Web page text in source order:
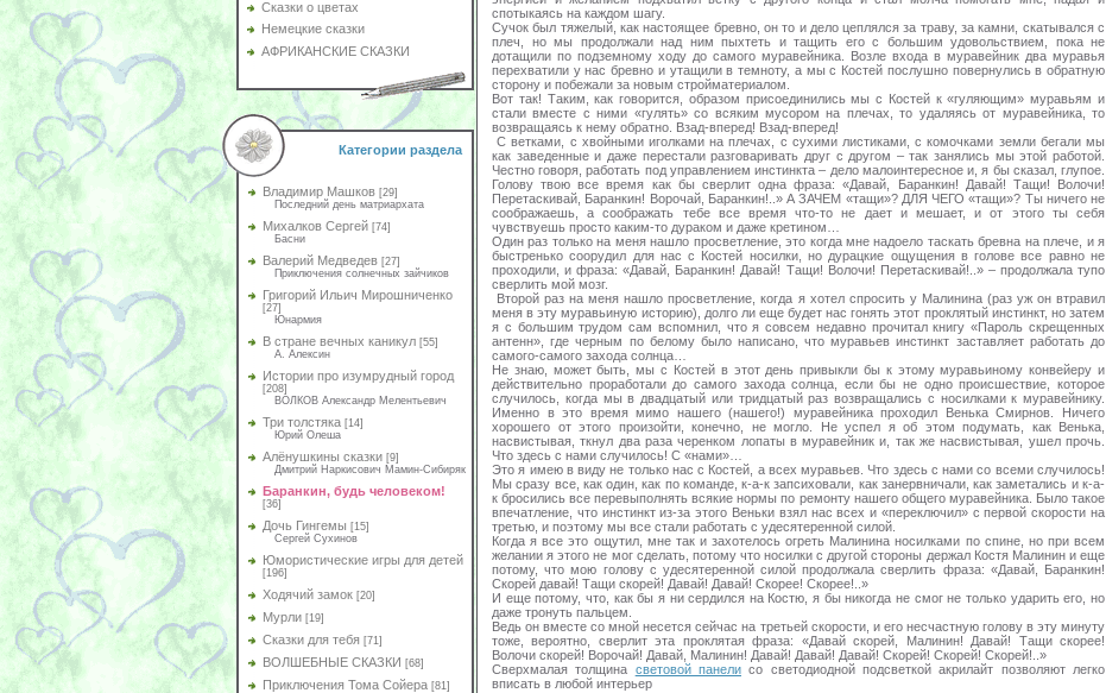
Сказки о цветах
Немецкие сказки
АФРИКАНСКИЕ СКАЗКИ
Категории раздела
Владимир Машков [29]
Последний день матриархата
Михалков Сергей [74]
Басни
Валерий Медведев [27]
Приключения солнечных зайчиков
Григорий Ильич Мирошниченко
[27]
Юнармия
В стране вечных каникул [55]
А. Алексин
Истории про изумрудный город
[208]
ВОЛКОВ Александр Мелентьевич
Три толстяка [14]
Юрий Олеша
Алёнушкины сказки [9]
Дмитрий Наркисович Мамин-Сибиряк
Баранкин, будь человеком!
[36]
Дочь Гингемы [15]
Сергей Сухинов
Юмористические игры для детей
[196]
Ходячий замок [20]
Мурли [19]
Сказки для тебя [71]
ВОЛШЕБНЫЕ СКАЗКИ [68]
Приключения Тома Сойера [81]
спотыкаясь на каждом шагу.
Сучок был тяжелый, как настоящее бревно, он то и дело цеплялся за траву, за камни, скатывался с
плеч, но мы продолжали над ним пыхтеть и тащить его с большим удовольствием, пока не
дотащили по подземному ходу до самого муравейника. Возле входа в муравейник два муравья
перехватили у нас бревно и утащили в темноту, а мы с Костей послушно повернулись в обратную
сторону и побежали за новым стройматериалом.
Вот так! Таким, как говорится, образом присоединились мы с Костей к «гуляющим» муравьям и
стали вместе с ними «гулять» со всяким мусором на плечах, то удаляясь от муравейника, то
возвращаясь к нему обратно. Взад-вперед! Взад-вперед!
С ветками, с хвойными иголками на плечах, с сухими листиками, с комочками земли бегали мы
как заведенные и даже перестали разговаривать друг с другом – так занялись мы этой работой.
Честно говоря, работать под управлением инстинкта – дело малоинтересное и, я бы сказал, глупое.
Голову твою все время как бы сверлит одна фраза: «Давай, Баранкин! Давай! Тащи! Волочи!
Перетаскивай, Баранкин! Ворочай, Баранкин!..» А ЗАЧЕМ «тащи»? ДЛЯ ЧЕГО «тащи»? Ты ничего не
соображаешь, а соображать тебе все время что-то не дает и мешает, и от этого ты себя
чувствуешь просто каким-то дураком и даже кретином…
Один раз только на меня нашло просветление, это когда мне надоело таскать бревна на плече, и я
быстренько соорудил для нас с Костей носилки, но дурацкие ощущения в голове все равно не
проходили, и фраза: «Давай, Баранкин! Давай! Тащи! Волочи! Перетаскивай!..» – продолжала тупо
сверлить мой мозг.
Второй раз на меня нашло просветление, когда я хотел спросить у Малинина (раз уж он втравил
меня в эту муравьиную историю), долго ли еще будет нас гонять этот проклятый инстинкт, но затем
я с большим трудом сам вспомнил, что я совсем недавно прочитал книгу «Пароль скрещенных
антенн», где черным по белому было написано, что муравьев инстинкт заставляет работать до
самого-самого захода солнца…
Не знаю, может быть, мы с Костей в этот день привыкли бы к этому муравьиному конвейеру и
действительно проработали до самого захода солнца, если бы не одно происшествие, которое
случилось, когда мы в двадцатый или тридцатый раз возвращались с носилками к муравейнику.
Именно в это время мимо нашего (нашего!) муравейника проходил Венька Смирнов. Ничего
хорошего от этого произойти, конечно, не могло. Не успел я об этом подумать, как Венька,
насвистывая, ткнул два раза черенком лопаты в муравейник и, так же насвистывая, ушел прочь.
Что здесь с нами случилось! С «нами»…
Это я имею в виду не только нас с Костей, а всех муравьев. Что здесь с нами со всеми случилось!
Мы сразу все, как один, как по команде, к-а-к запсиховали, как занервничали, как заметались и к-а-
к бросились все перевыполнять всякие нормы по ремонту нашего общего муравейника. Было такое
впечатление, что инстинкт из-за этого Веньки взял нас всех и «переключил» с первой скорости на
третью, и поэтому мы все стали работать с удесятеренной силой.
Когда я все это ощутил, мне так и захотелось огреть Малинина носилками по спине, но при всем
желании я этого не мог сделать, потому что носилки с другой стороны держал Костя Малинин и еще
потому, что мою голову с удесятеренной силой продолжала сверлить фраза: «Давай, Баранкин!
Скорей давай! Тащи скорей! Давай! Давай! Скорее! Скорее!..»
И еще потому, что, как бы я ни сердился на Костю, я бы никогда не смог не только ударить его, но
даже тронуть пальцем.
Ведь он вместе со мной несется сейчас на третьей скорости, и его несчастную голову в эту минуту
тоже, вероятно, сверлит эта проклятая фраза: «Давай скорей, Малинин! Давай! Тащи скорее!
Волочи скорей! Ворочай! Давай, Малинин! Давай! Давай! Давай! Скорей! Скорей! Скорей!..»
Сверхмалая толщина световой панели со светодиодной подсветкой акрилайт позволяют легко
вписать в любой интерьер